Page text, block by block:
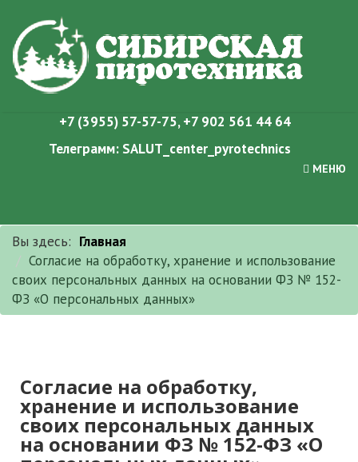
МЕНЮ
+7 (3955) 57-57-75,+7 902 561 44 64
Телеграмм: SALUT_center_pyrotechnics
Вы здесь: Главная
Согласие на обработку, хранение и использование
своих персональных данных на основании ФЗ № 152-
ФЗ «О персональных данных»
Согласие на обработку,
хранение и использование
своих персональных данных
на основании ФЗ № 152-ФЗ «О